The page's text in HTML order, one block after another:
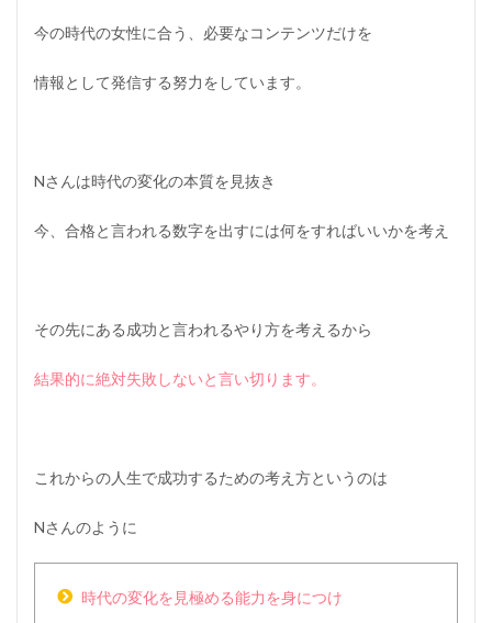
今の時代の女性に合う、必要なコンテンツだけを
情報として発信する努力をしています。
Nさんは時代の変化の本質を見抜き
今、合格と言われる数字を出すには何をすればいいかを考え
その先にある成功と言われるやり方を考えるから
結果的に絶対失敗しないと言い切ります。
これからの人生で成功するための考え方というのは
Nさんのように
時代の変化を見極める能力を身につけ